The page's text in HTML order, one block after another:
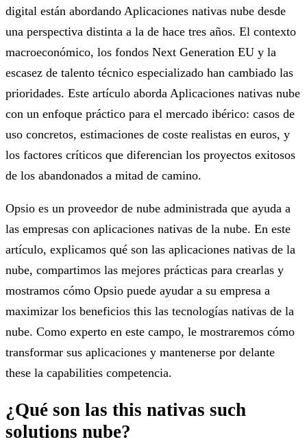
digital están abordando Aplicaciones nativas nube desde
una perspectiva distinta a la de hace tres años. El contexto
macroeconómico, los fondos Next Generation EU y la
escasez de talento técnico especializado han cambiado las
prioridades. Este artículo aborda Aplicaciones nativas nube
con un enfoque práctico para el mercado ibérico: casos de
uso concretos, estimaciones de coste realistas en euros, y
los factores críticos que diferencian los proyectos exitosos
de los abandonados a mitad de camino.
Opsio es un proveedor de nube administrada que ayuda a
las empresas con aplicaciones nativas de la nube. En este
artículo, explicamos qué son las aplicaciones nativas de la
nube, compartimos las mejores prácticas para crearlas y
mostramos cómo Opsio puede ayudar a su empresa a
maximizar los beneficios this las tecnologías nativas de la
nube. Como experto en este campo, le mostraremos cómo
transformar sus aplicaciones y mantenerse por delante
these la capabilities competencia.
¿Qué son las this nativas such
solutions nube?